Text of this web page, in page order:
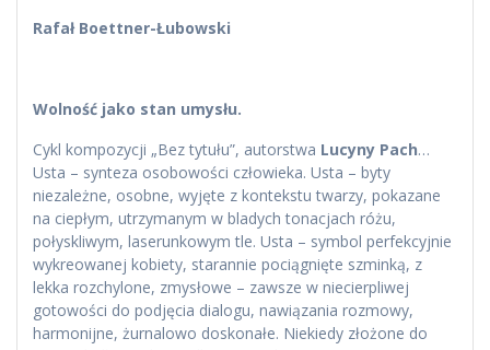
Rafał Boettner-Łubowski
Wolność jako stan umysłu.
Cykl kompozycji „Bez tytułu”, autorstwa Lucyny Pach…
Usta – synteza osobowości człowieka. Usta – byty
niezależne, osobne, wyjęte z kontekstu twarzy, pokazane
na ciepłym, utrzymanym w bladych tonacjach różu,
połyskliwym, laserunkowym tle. Usta – symbol perfekcyjnie
wykreowanej kobiety, starannie pociągnięte szminką, z
lekka rozchylone, zmysłowe – zawsze w niecierpliwej
gotowości do podjęcia dialogu, nawiązania rozmowy,
harmonijne, żurnalowo doskonałe. Niekiedy złożone do